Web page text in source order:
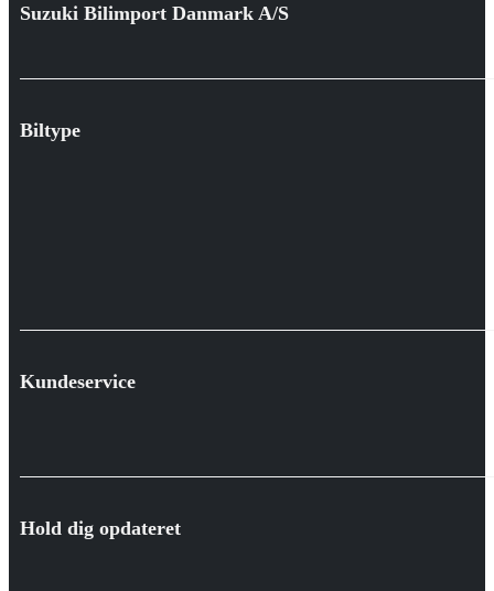
Suzuki Bilimport Danmark A/S
Biltype
Kundeservice
Hold dig opdateret